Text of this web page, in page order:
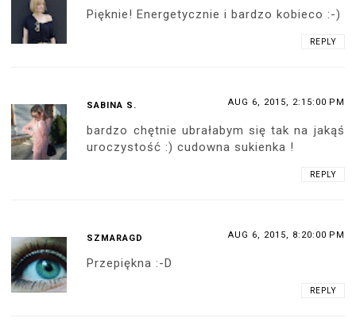
Pięknie! Energetycznie i bardzo kobieco :-)
REPLY
SABINA S. AUG 6, 2015, 2:15:00 PM
bardzo chętnie ubrałabym się tak na jakąś
uroczystość :) cudowna sukienka !
REPLY
SZMARAGD AUG 6, 2015, 8:20:00 PM
Przepiękna :-D
REPLY